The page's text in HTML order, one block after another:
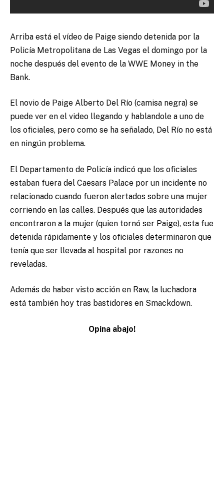
Arriba está el vídeo de Paige siendo detenida por la
Policía Metropolitana de Las Vegas el domingo por la
noche después del evento de la WWE Money in the
Bank.
El novio de Paige Alberto Del Río (camisa negra) se
puede ver en el video llegando y hablandole a uno de
los oficiales, pero como se ha señalado, Del Río no está
en ningún problema.
El Departamento de Policía indicó que los oficiales
estaban fuera del Caesars Palace por un incidente no
relacionado cuando fueron alertados sobre una mujer
corriendo en las calles. Después que las autoridades
encontraron a la mujer (quien tornó ser Paige), esta fue
detenida rápidamente y los oficiales determinaron que
tenía que ser llevada al hospital por razones no
reveladas.
Además de haber visto acción en Raw, la luchadora
está también hoy tras bastidores en Smackdown.
Opina abajo!